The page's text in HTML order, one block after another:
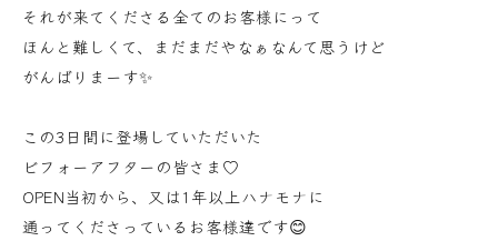
それが来てくださる全てのお客様にって
ほんと難しくて、まだまだやなぁなんて思うけど
がんばりまーす✨
この3日間に登場していただいた
ビフォーアフターの皆さま♡
OPEN当初から、又は1年以上ハナモナに
通ってくださっているお客様達です😊